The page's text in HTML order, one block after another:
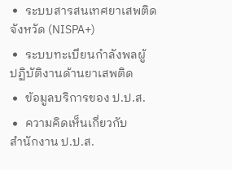
ระบบสารสนเทศยาเสพติด
จังหวัด (NISPA+)
ระบบทะเบียนกำลังพลผู้
ปฏิบัติงานด้านยาเสพติด
ข้อมูลบริการของ ป.ป.ส.
ความคิดเห็นเกี่ยวกับ
สำนักงาน ป.ป.ส.